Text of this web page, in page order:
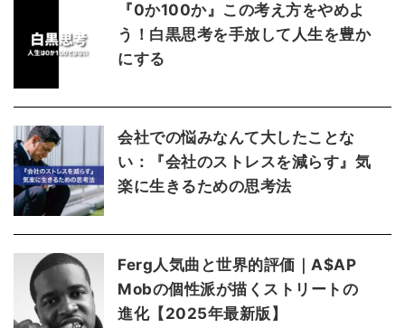
『0か100か』この考え方をやめよ
う！白黒思考を手放して人生を豊か
にする
会社での悩みなんて大したことな
い：『会社のストレスを減らす』気
楽に生きるための思考法
Ferg人気曲と世界的評価｜A$AP
Mobの個性派が描くストリートの
進化【2025年最新版】